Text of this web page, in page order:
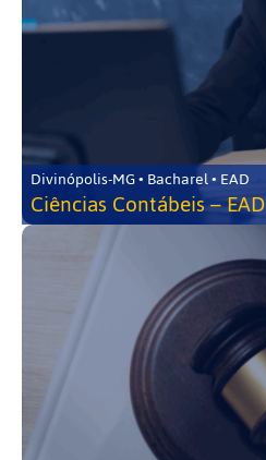
Divinópolis-MG • Bacharel • EAD
Ciências Contábeis – EAD